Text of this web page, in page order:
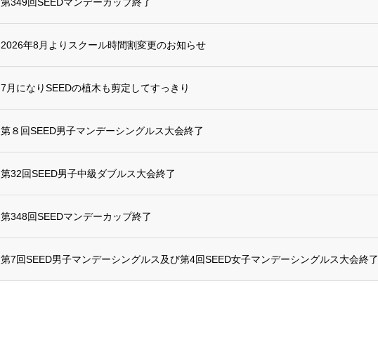
2026年8月よりスクール時間割変更のお知らせ
7月になりSEEDの植木も剪定してすっきり
第８回SEED男子マンデーシングルス大会終了
第32回SEED男子中級ダブルス大会終了
第348回SEEDマンデーカップ終了
第7回SEED男子マンデーシングルス及び第4回SEED女子マンデーシングルス大会終了